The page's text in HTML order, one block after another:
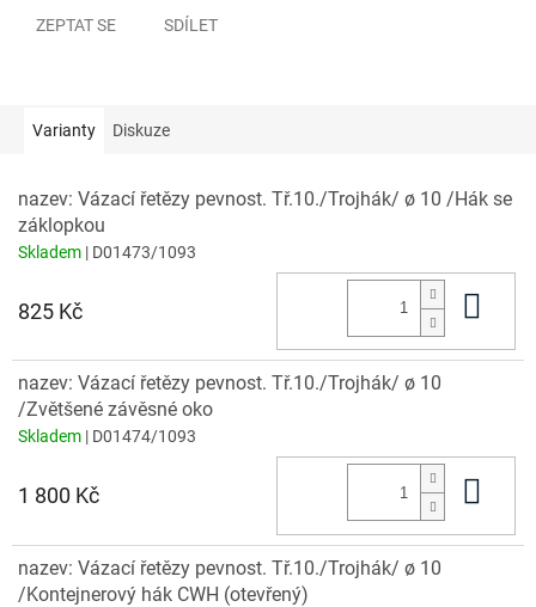
ZEPTAT SE SDÍLET
Varianty Diskuze
nazev: Vázací řetězy pevnost. Tř.10./Trojhák/ ø 10 /Hák se
záklopkou
Skladem | D01473/1093
825 Kč
nazev: Vázací řetězy pevnost. Tř.10./Trojhák/ ø 10
/Zvětšené závěsné oko
Skladem | D01474/1093
1 800 Kč
nazev: Vázací řetězy pevnost. Tř.10./Trojhák/ ø 10
/Kontejnerový hák CWH (otevřený)